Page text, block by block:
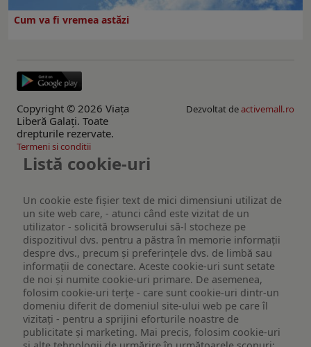
Cum va fi vremea astăzi
Copyright © 2026 Viaţa
Liberă Galaţi. Toate
drepturile rezervate.
Dezvoltat deactivemall.ro
Termeni si conditii
Listă cookie-uri
Un cookie este fişier text de mici dimensiuni utilizat de
un site web care, - atunci când este vizitat de un
utilizator - solicită browserului să-l stocheze pe
dispozitivul dvs. pentru a păstra în memorie informații
despre dvs., precum și preferințele dvs. de limbă sau
informații de conectare. Aceste cookie-uri sunt setate
de noi și numite cookie-uri primare. De asemenea,
folosim cookie-uri terțe - care sunt cookie-uri dintr-un
domeniu diferit de domeniul site-ului web pe care îl
vizitați - pentru a sprijini eforturile noastre de
publicitate și marketing. Mai precis, folosim cookie-uri